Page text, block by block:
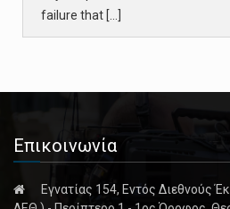
failure that [...]
drug abuse, [...]
March 2, 2024
Επικοινωνία
Εγνατίας 154, Εντός Διεθνούς